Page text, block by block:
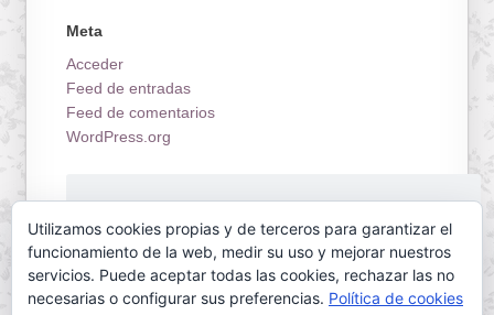
Meta
Acceder
Feed de entradas
Feed de comentarios
WordPress.org
Utilizamos cookies propias y de terceros para garantizar el
funcionamiento de la web, medir su uso y mejorar nuestros
servicios. Puede aceptar todas las cookies, rechazar las no
necesarias o configurar sus preferencias. Política de cookies